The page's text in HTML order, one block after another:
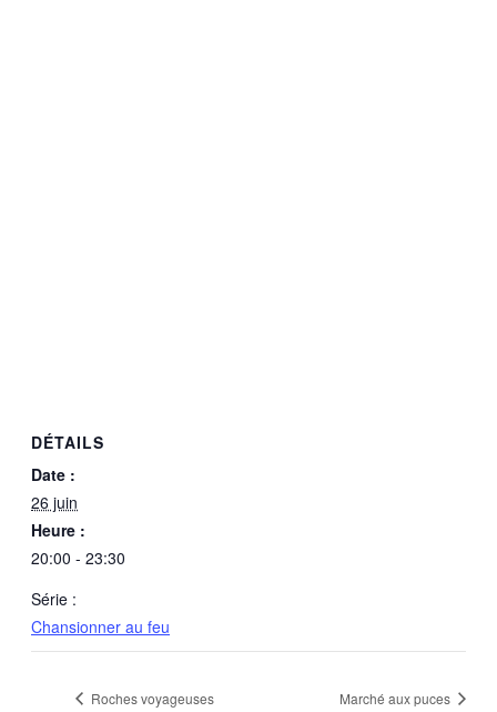
DÉTAILS
Date :
26 juin
Heure :
20:00 - 23:30
Série :
Chansionner au feu
Roches voyageuses Marché aux puces